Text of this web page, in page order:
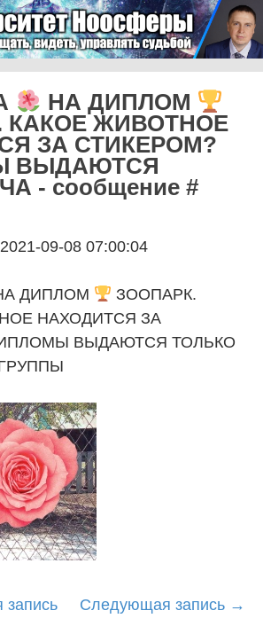
Ноосферы
НА ДИПЛОМ
КАКОЕ ЖИВОТНОЕ
ЗА СТИКЕРОМ?
ВЫДАЮТСЯ
- сообщение #
09-08 07:00:04
ДИПЛОМ
ЗООПАРК.
НАХОДИТСЯ ЗА
ВЫДАЮТСЯ ТОЛЬКО
Следующая запись →